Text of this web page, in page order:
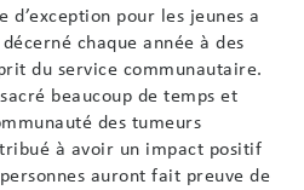
d’exception pour les jeunes a
chaque année à des
du service communautaire.
beaucoup de temps et
des tumeurs
à avoir un impact positif
auront fait preuve de